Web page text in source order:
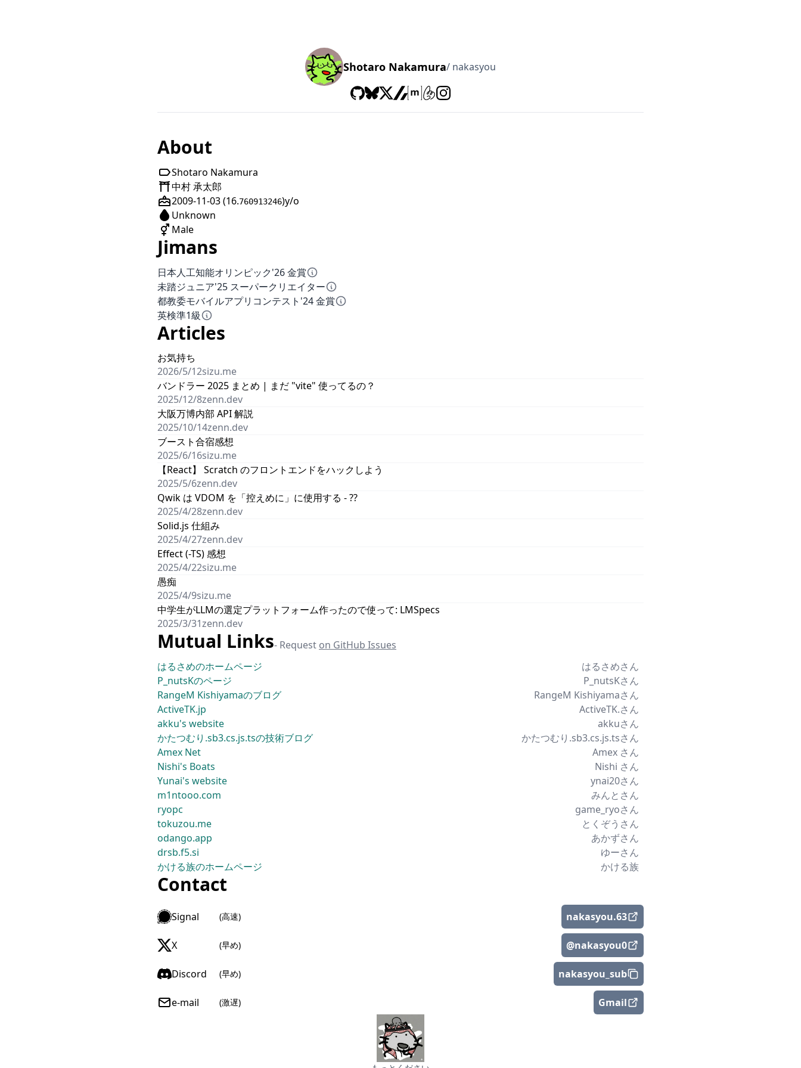
Shotaro Nakamura/ nakasyou
About
Shotaro Nakamura
中村 承太郎
2009-11-03 (16.760913246)y/o
Unknown
Male
Jimans
日本人工知能オリンピック'26 金賞
未踏ジュニア'25 スーパークリエイター
都教委モバイルアプリコンテスト'24 金賞
英検準1級
Articles
お気持ち
2026/5/12sizu.me
バンドラー 2025 まとめ | まだ "vite" 使ってるの？
2025/12/8zenn.dev
大阪万博内部 API 解説
2025/10/14zenn.dev
ブースト合宿感想
2025/6/16sizu.me
【React】 Scratch のフロントエンドをハックしよう
2025/5/6zenn.dev
Qwik は VDOM を「控えめに」に使用する - ??
2025/4/28zenn.dev
Solid.js 仕組み
2025/4/27zenn.dev
Effect (-TS) 感想
2025/4/22sizu.me
愚痴
2025/4/9sizu.me
中学生がLLMの選定プラットフォーム作ったので使って: LMSpecs
2025/3/31zenn.dev
Mutual Links- Request on GitHub Issues
はるさめのホームページ
はるさめさん
P_nutsKのページ
P_nutsKさん
RangeM Kishiyamaのブログ
RangeM Kishiyamaさん
ActiveTK.jp
ActiveTK.さん
akku's website
akkuさん
かたつむり.sb3.cs.js.tsの技術ブログ
かたつむり.sb3.cs.js.tsさん
Amex Net
Amex さん
Nishi's Boats
Nishi さん
Yunai's website
ynai20さん
m1ntooo.com
みんとさん
ryopc
game_ryoさん
tokuzou.me
とくぞうさん
odango.app
あかずさん
drsb.f5.si
ゆーさん
かける族のホームページ
かける族
Contact
Signal (高速) nakasyou.63
X (早め) @nakasyou0
Discord (早め) nakasyou_sub
e-mail (激遅) Gmail